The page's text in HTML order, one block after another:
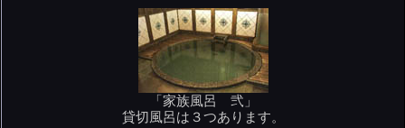
「家族風呂 弐」
貸切風呂は３つあります。